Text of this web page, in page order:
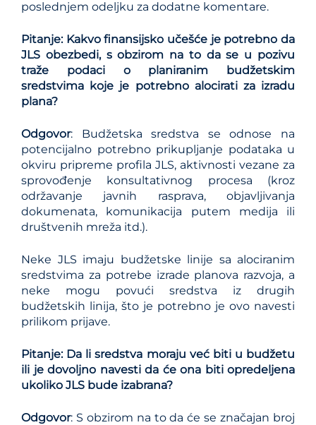
poslednjem odeljku za dodatne komentare.
Pitanje: Kakvo finansijsko učešće je potrebno da
JLS obezbedi, s obzirom na to da se u pozivu
traže podaci o planiranim budžetskim
sredstvima koje je potrebno alocirati za izradu
plana?
Odgovor: Budžetska sredstva se odnose na
potencijalno potrebno prikupljanje podataka u
okviru pripreme profila JLS, aktivnosti vezane za
sprovođenje konsultativnog procesa (kroz
održavanje javnih rasprava, objavljivanja
dokumenata, komunikacija putem medija ili
društvenih mreža itd.).
Neke JLS imaju budžetske linije sa alociranim
sredstvima za potrebe izrade planova razvoja, a
neke mogu povući sredstva iz drugih
budžetskih linija, što je potrebno je ovo navesti
prilikom prijave.
Pitanje: Da li sredstva moraju već biti u budžetu
ili je dovoljno navesti da će ona biti opredeljena
ukoliko JLS bude izabrana?
Odgovor: S obzirom na to da će se značajan broj